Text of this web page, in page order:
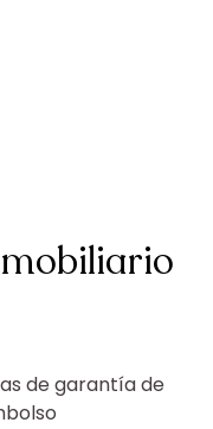
mobiliario
de garantía de